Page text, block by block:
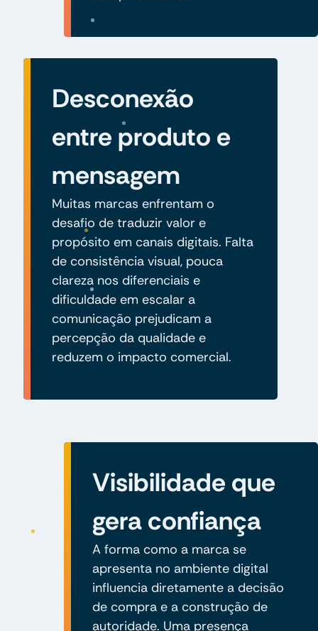
Desconexão
entre produto e
mensagem
Muitas marcas enfrentam o
desafio de traduzir valor e
propósito em canais digitais. Falta
de consistência visual, pouca
clareza nos diferenciais e
dificuldade em escalar a
comunicação prejudicam a
percepção da qualidade e
reduzem o impacto comercial.
Visibilidade que
gera confiança
A forma como a marca se
apresenta no ambiente digital
influencia diretamente a decisão
de compra e a construção de
autoridade. Uma presença